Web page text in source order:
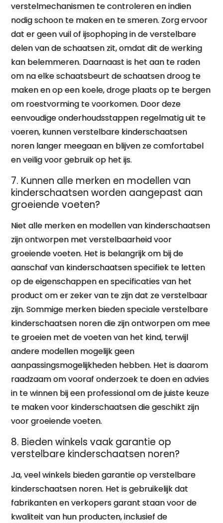
verstelmechanismen te controleren en indien
nodig schoon te maken en te smeren. Zorg ervoor
dat er geen vuil of ijsophoping in de verstelbare
delen van de schaatsen zit, omdat dit de werking
kan belemmeren. Daarnaast is het aan te raden
om na elke schaatsbeurt de schaatsen droog te
maken en op een koele, droge plaats op te bergen
om roestvorming te voorkomen. Door deze
eenvoudige onderhoudsstappen regelmatig uit te
voeren, kunnen verstelbare kinderschaatsen
noren langer meegaan en blijven ze comfortabel
en veilig voor gebruik op het ijs.
7. Kunnen alle merken en modellen van
kinderschaatsen worden aangepast aan
groeiende voeten?
Niet alle merken en modellen van kinderschaatsen
zijn ontworpen met verstelbaarheid voor
groeiende voeten. Het is belangrijk om bij de
aanschaf van kinderschaatsen specifiek te letten
op de eigenschappen en specificaties van het
product om er zeker van te zijn dat ze verstelbaar
zijn. Sommige merken bieden speciale verstelbare
kinderschaatsen noren die zijn ontworpen om mee
te groeien met de voeten van het kind, terwijl
andere modellen mogelijk geen
aanpassingsmogelijkheden hebben. Het is daarom
raadzaam om vooraf onderzoek te doen en advies
in te winnen bij een professional om de juiste keuze
te maken voor kinderschaatsen die geschikt zijn
voor groeiende voeten.
8. Bieden winkels vaak garantie op
verstelbare kinderschaatsen noren?
Ja, veel winkels bieden garantie op verstelbare
kinderschaatsen noren. Het is gebruikelijk dat
fabrikanten en verkopers garant staan voor de
kwaliteit van hun producten, inclusief de